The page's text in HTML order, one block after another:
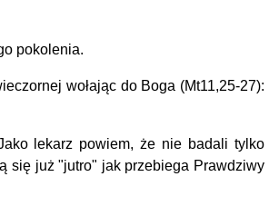
pokolenia.
wołając do Boga (Mt11,25-27):
lekarz powiem, że nie badali tylko
się już "jutro" jak przebiega Prawdziwy